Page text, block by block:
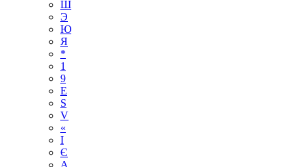
Ш
Э
Ю
Я
*
1
9
E
S
V
«
І
Є